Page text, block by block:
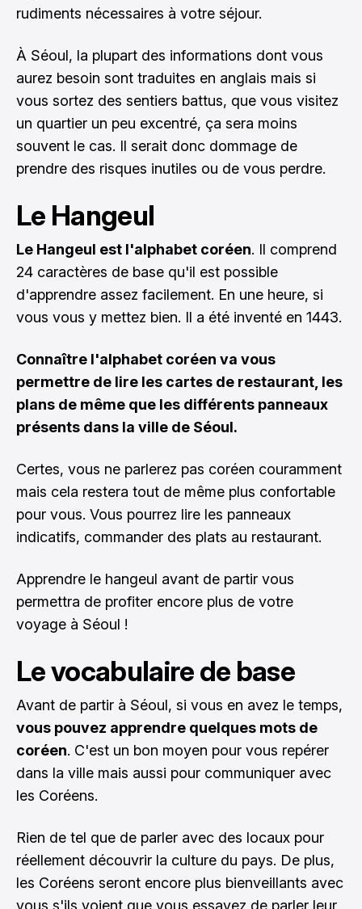
rudiments nécessaires à votre séjour.
À Séoul, la plupart des informations dont vous
aurez besoin sont traduites en anglais mais si
vous sortez des sentiers battus, que vous visitez
un quartier un peu excentré, ça sera moins
souvent le cas. Il serait donc dommage de
prendre des risques inutiles ou de vous perdre.
Le Hangeul
Le Hangeul est l'alphabet coréen. Il comprend
24 caractères de base qu'il est possible
d'apprendre assez facilement. En une heure, si
vous vous y mettez bien. Il a été inventé en 1443.
Connaître l'alphabet coréen va vous
permettre de lire les cartes de restaurant, les
plans de même que les différents panneaux
présents dans la ville de Séoul.
Certes, vous ne parlerez pas coréen couramment
mais cela restera tout de même plus confortable
pour vous. Vous pourrez lire les panneaux
indicatifs, commander des plats au restaurant.
Apprendre le hangeul avant de partir vous
permettra de profiter encore plus de votre
voyage à Séoul !
Le vocabulaire de base
Avant de partir à Séoul, si vous en avez le temps,
vous pouvez apprendre quelques mots de
coréen. C'est un bon moyen pour vous repérer
dans la ville mais aussi pour communiquer avec
les Coréens.
Rien de tel que de parler avec des locaux pour
réellement découvrir la culture du pays. De plus,
les Coréens seront encore plus bienveillants avec
vous s'ils voient que vous essayez de parler leur